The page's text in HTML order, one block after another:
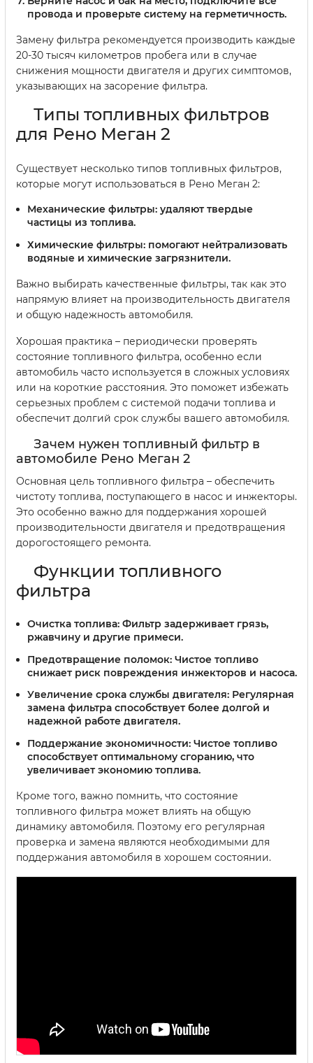
провода и проверьте систему на герметичность.
Замену фильтра рекомендуется производить каждые
20-30 тысяч километров пробега или в случае
снижения мощности двигателя и других симптомов,
указывающих на засорение фильтра.
Типы топливных фильтров
для Рено Меган 2
Существует несколько типов топливных фильтров,
которые могут использоваться в Рено Меган 2:
Механические фильтры: удаляют твердые
частицы из топлива.
Химические фильтры: помогают нейтрализовать
водяные и химические загрязнители.
Важно выбирать качественные фильтры, так как это
напрямую влияет на производительность двигателя
и общую надежность автомобиля.
Хорошая практика – периодически проверять
состояние топливного фильтра, особенно если
автомобиль часто используется в сложных условиях
или на короткие расстояния. Это поможет избежать
серьезных проблем с системой подачи топлива и
обеспечит долгий срок службы вашего автомобиля.
Зачем нужен топливный фильтр в
автомобиле Рено Меган 2
Основная цель топливного фильтра – обеспечить
чистоту топлива, поступающего в насос и инжекторы.
Это особенно важно для поддержания хорошей
производительности двигателя и предотвращения
дорогостоящего ремонта.
Функции топливного
фильтра
Очистка топлива: Фильтр задерживает грязь,
ржавчину и другие примеси.
Предотвращение поломок: Чистое топливо
снижает риск повреждения инжекторов и насоса.
Увеличение срока службы двигателя: Регулярная
замена фильтра способствует более долгой и
надежной работе двигателя.
Поддержание экономичности: Чистое топливо
способствует оптимальному сгоранию, что
увеличивает экономию топлива.
Кроме того, важно помнить, что состояние
топливного фильтра может влиять на общую
динамику автомобиля. Поэтому его регулярная
проверка и замена являются необходимыми для
поддержания автомобиля в хорошем состоянии.